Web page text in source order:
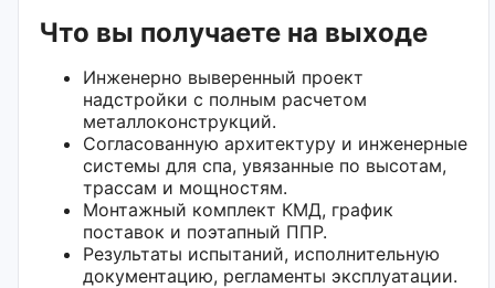
Что вы получаете на выходе
Инженерно выверенный проект
надстройки с полным расчетом
металлоконструкций.
Согласованную архитектуру и инженерные
системы для спа, увязанные по высотам,
трассам и мощностям.
Монтажный комплект КМД, график
поставок и поэтапный ППР.
Результаты испытаний, исполнительную
документацию, регламенты эксплуатации.